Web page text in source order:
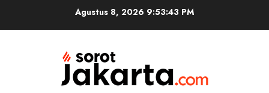
Agustus 8, 2026 9:53:44 PM